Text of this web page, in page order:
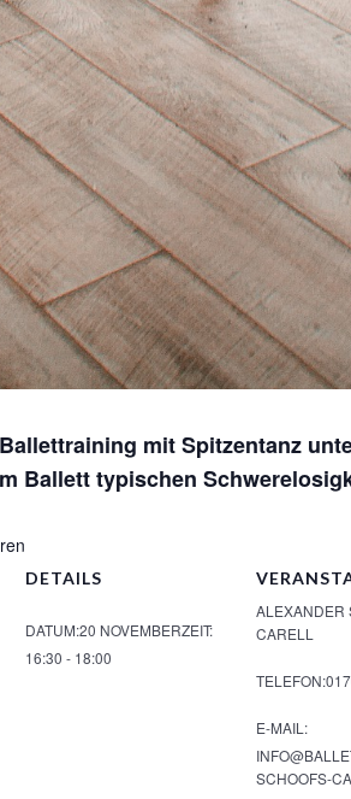
mit Spitzentanz
Ballett typischen
DETAILS
DATUM:20 NOVEMBERZEIT:
16:30 - 18:00
ALEXANDER
CARELL
TELEFON:
E-MAIL:
SCHOOFS-